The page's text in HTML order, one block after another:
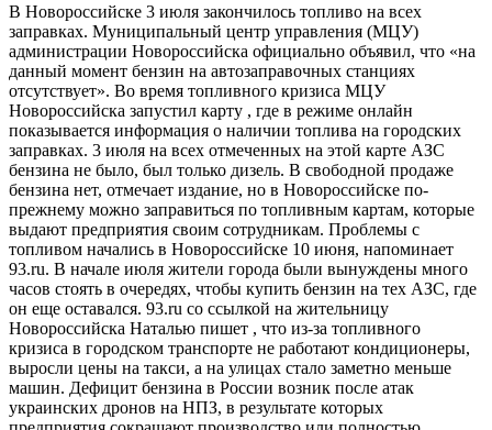
В Новороссийске 3 июля закончилось топливо на всех
заправках. Муниципальный центр управления (МЦУ)
администрации Новороссийска официально объявил, что «на
данный момент бензин на автозаправочных станциях
отсутствует». Во время топливного кризиса МЦУ
Новороссийска запустил карту , где в режиме онлайн
показывается информация о наличии топлива на городских
заправках. 3 июля на всех отмеченных на этой карте АЗС
бензина не было, был только дизель. В свободной продаже
бензина нет, отмечает издание, но в Новороссийске по-
прежнему можно заправиться по топливным картам, которые
выдают предприятия своим сотрудникам. Проблемы с
топливом начались в Новороссийске 10 июня, напоминает
93.ru. В начале июля жители города были вынуждены много
часов стоять в очередях, чтобы купить бензин на тех АЗС, где
он еще оставался. 93.ru со ссылкой на жительницу
Новороссийска Наталью пишет , что из-за топливного
кризиса в городском транспорте не работают кондиционеры,
выросли цены на такси, а на улицах стало заметно меньше
машин. Дефицит бензина в России возник после атак
украинских дронов на НПЗ, в результате которых